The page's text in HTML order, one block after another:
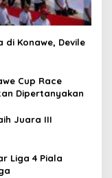
di Konawe, Devile
Cup Race
Dipertanyakan
Juara III
Liga 4 Piala